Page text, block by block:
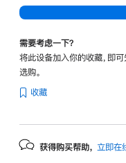
需要考虑一下？
将此设备加入你的收藏，即
选购。
收藏
获得购买帮助， 立即在